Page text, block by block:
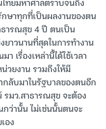
ษาทุกที่เป็นผลงานของตน
ารณสุข 4 ปี ตนเป็น
าวนานที่สุดในการทำงาน
เรื่องเหล่านี้ได้ใช้เวลา
วยงาน รวมถึงให้มี
ลับมาในรัฐบาลของตนอีก
มว.สาธารณสุข จะต้อง
กว่านั้น ไม่เช่นนั้นตนจะ
อง